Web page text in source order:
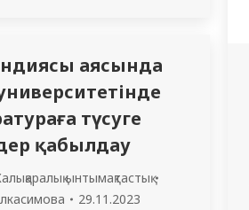
саласындағы білім
технологияларды
және насихаттау.
– бітіруші
қызметке
деңгейін…
аясында
түсуге
қабылдау
ынтымақтастық
29.11.2023